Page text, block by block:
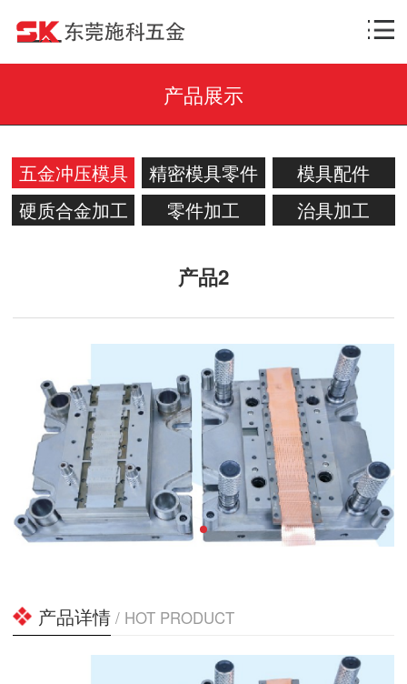
产品展示
五金冲压模具 精密模具零件
模具配件
硬质合金加工
零件加工 治具加工
产品2
产品详情 / HOT PRODUCT